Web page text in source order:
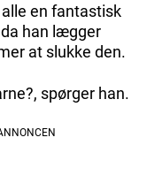
en fantastisk
han lægger
at slukke den.
spørger han.